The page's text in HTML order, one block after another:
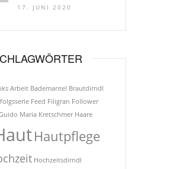
17. JUNI 2020
Arbeit Bademantel Brautdirndl
Feed Filigran Follower
Maria Kretschmer Haare
Hautpflege
Hochzeitsdirndl